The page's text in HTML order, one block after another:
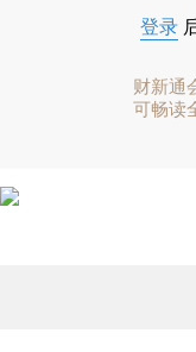
登录
财新通
可畅读